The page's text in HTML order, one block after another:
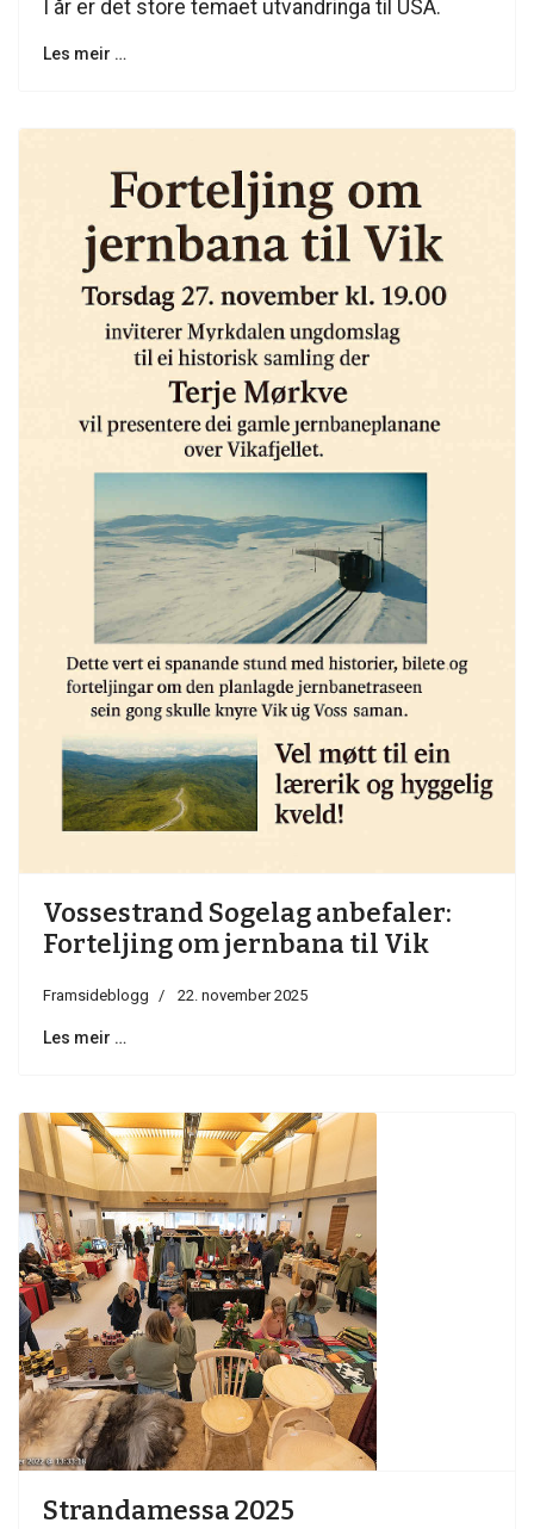
I år er det store temaet utvandringa til USA.
Les meir …
Vossestrand Sogelag anbefaler:
Forteljing om jernbana til Vik
Framsideblogg 22. november 2025
Les meir …
Strandamessa 2025